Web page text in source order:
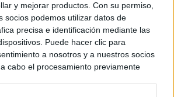
y mejorar productos. Con su permiso,
socios podemos utilizar datos de
precisa e identificación mediante las
Puede hacer clic para
a nosotros y a nuestros socios
cabo el procesamiento previamente